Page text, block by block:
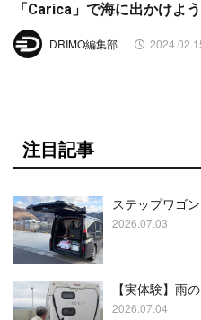
「Carica」で海に出かけよう
DRIMO編集部
注目記事
ステップワゴ
2026.07.03
【実体験】雨
2026.07.04